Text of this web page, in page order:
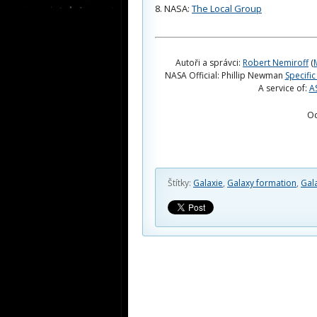
NASA: The Local Group
Autoři a správci: Robert Nemiroff(
NASA Official: Phillip Newman
A service of:
Štítky: Galaxie, Galaxy formation,